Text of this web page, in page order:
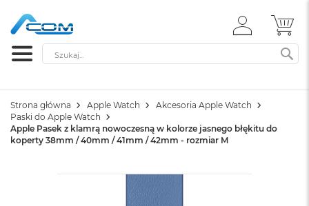
ZALOGUJ
SIĘ
Szukaj
Strona główna Apple Watch
Akcesoria Apple Watch
Paski do Apple Watch
Apple Pasek z klamrą nowoczesną w kolorze jasnego błękitu do
koperty 38mm / 40mm / 41mm / 42mm - rozmiar M